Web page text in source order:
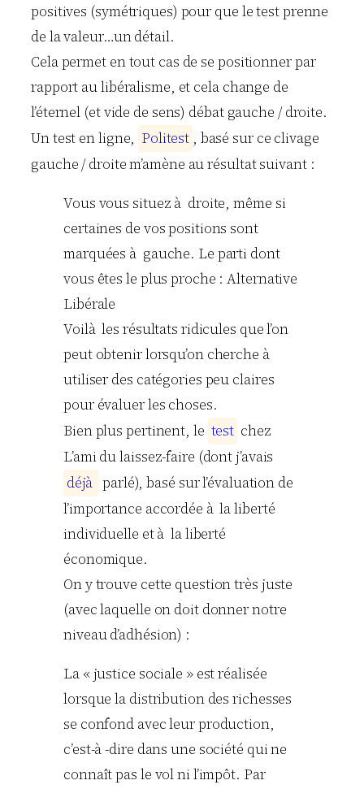
positives (symétriques) pour que le test prenne
de la valeur…un détail.
Cela permet en tout cas de se positionner par
rapport au libéralisme, et cela change de
l’éternel (et vide de sens) débat gauche / droite.
Un test en ligne, Politest , basé sur ce clivage
gauche / droite m’amène au résultat suivant :
Vous vous situez à droite, même si
certaines de vos positions sont
marquées à gauche. Le parti dont
vous êtes le plus proche : Alternative
Libérale
Voilà les résultats ridicules que l’on
peut obtenir lorsqu’on cherche à
utiliser des catégories peu claires
pour évaluer les choses.
Bien plus pertinent, le test chez
L’ami du laissez-faire (dont j’avais
déjà parlé), basé sur l’évaluation de
l’importance accordée à la liberté
individuelle et à la liberté
économique.
On y trouve cette question très juste
(avec laquelle on doit donner notre
niveau d’adhésion) :
La « justice sociale » est réalisée
lorsque la distribution des richesses
se confond avec leur production,
c’est-à -dire dans une société qui ne
connaît pas le vol ni l’impôt. Par